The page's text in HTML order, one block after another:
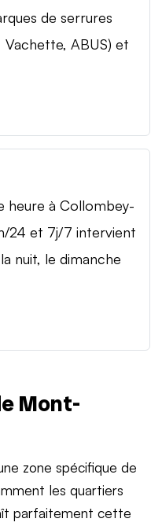
de serrures
Vachette, ABUS) et
heure à Collombey-
24 et 7j/7 intervient
nuit, le dimanche
Mont-
zone spécifique de
les quartiers
parfaitement cette